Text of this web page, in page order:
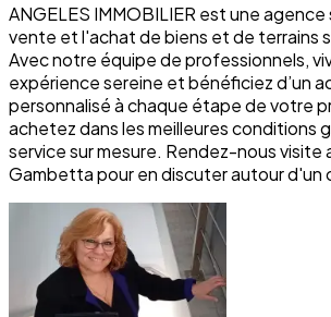
ANGELES IMMOBILIER est une
vente et l'achat de biens et de terrains
Avec notre équipe de professionnels,
expérience sereine et bénéficiez d’un
personnalisé à chaque étape de votre
achetez dans les meilleures conditions
service sur mesure. Rendez-nous visite
Gambetta pour en discuter autour d'un